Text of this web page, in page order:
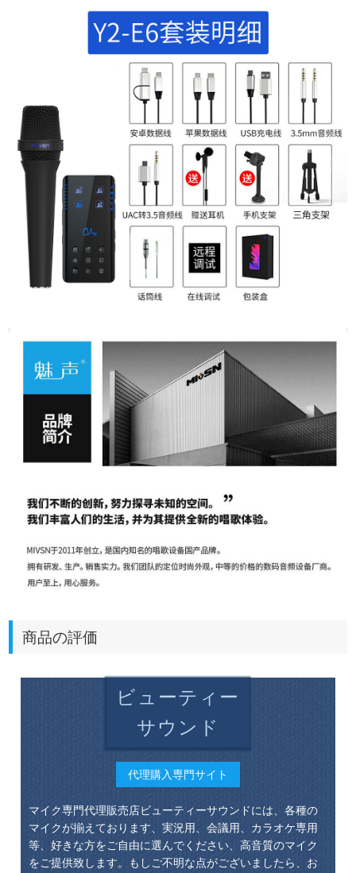
商品の評価
ビューティー
サウンド
代理購入専門サイト
マイク専門代理販売店ビューティーサウンドには、各種の
マイクが揃えております、実況用、会議用、カラオケ専用
等、好きな方をご自由に選んでください、高音質のマイク
をご提供致します。もしご不明な点がございましたら、お